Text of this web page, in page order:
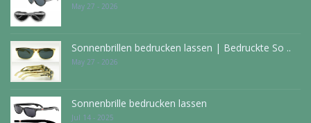
May 27 - 2026
Sonnenbrillen bedrucken lassen | Bedruckte So ..
May 27 - 2026
Sonnenbrille bedrucken lassen
Jul 14 - 2025